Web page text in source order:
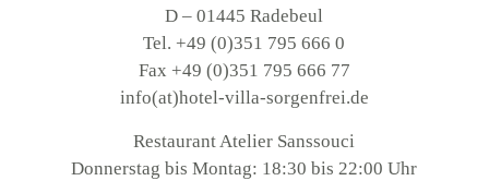
D – 01445 Radebeul
Tel. +49 (0)351 795 666 0
Fax +49 (0)351 795 666 77
info(at)hotel-villa-sorgenfrei.de
Restaurant Atelier Sanssouci
Donnerstag bis Montag: 18:30 bis 22:00 Uhr